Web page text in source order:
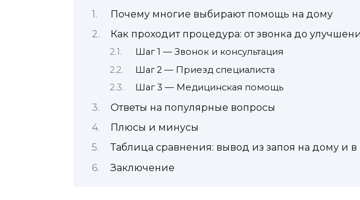
Почему многие выбирают помощь на дому
Как проходит процедура: от звонка до
Шаг 1 — Звонок и консультация
Шаг 2 — Приезд специалиста
Шаг 3 — Медицинская помощь
Ответы на популярные вопросы
Плюсы и минусы
Таблица сравнения: вывод из запоя на дому и
Заключение